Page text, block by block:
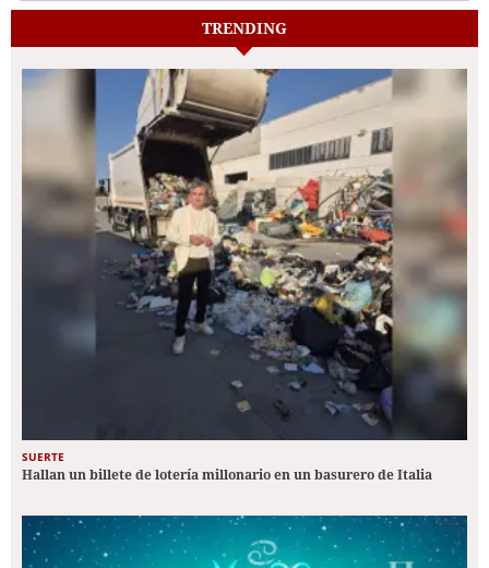
TRENDING
SUERTE
Hallan un billete de lotería millonario en un basurero de Italia